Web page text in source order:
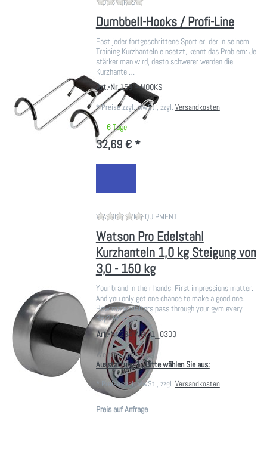
Dumbbell-Hooks / Profi-Line
Fast jeder fortgeschrittene Sportler, der in seinem
Training Kurzhanteln einsetzt, kennt das Problem: Je
stärker man wird, desto schwerer werden die
Kurzhantel…
Art.-Nr.159.P-HOOKS
*Preise zzgl. MwSt., zzgl. Versandkosten
6 Tage
32,69 € *
WATSON GYM EQUIPMENTZu diesem Produkt liegen noch
Watson Pro Edelstahl
Kurzhanteln 1,0 kg Steigung von
3,0 - 150 kg
Your brand in their hands. First impressions matter.
And you only get one chance to make a good one.
How many visitors pass through your gym every
day? What k…
Art.-Nr.284.WPro1_0300
Weitere Optionen:
Ausstattung 1:, Bitte wählen Sie aus:
* Preise zzgl. MwSt., zzgl. Versandkosten
Preis auf Anfrage